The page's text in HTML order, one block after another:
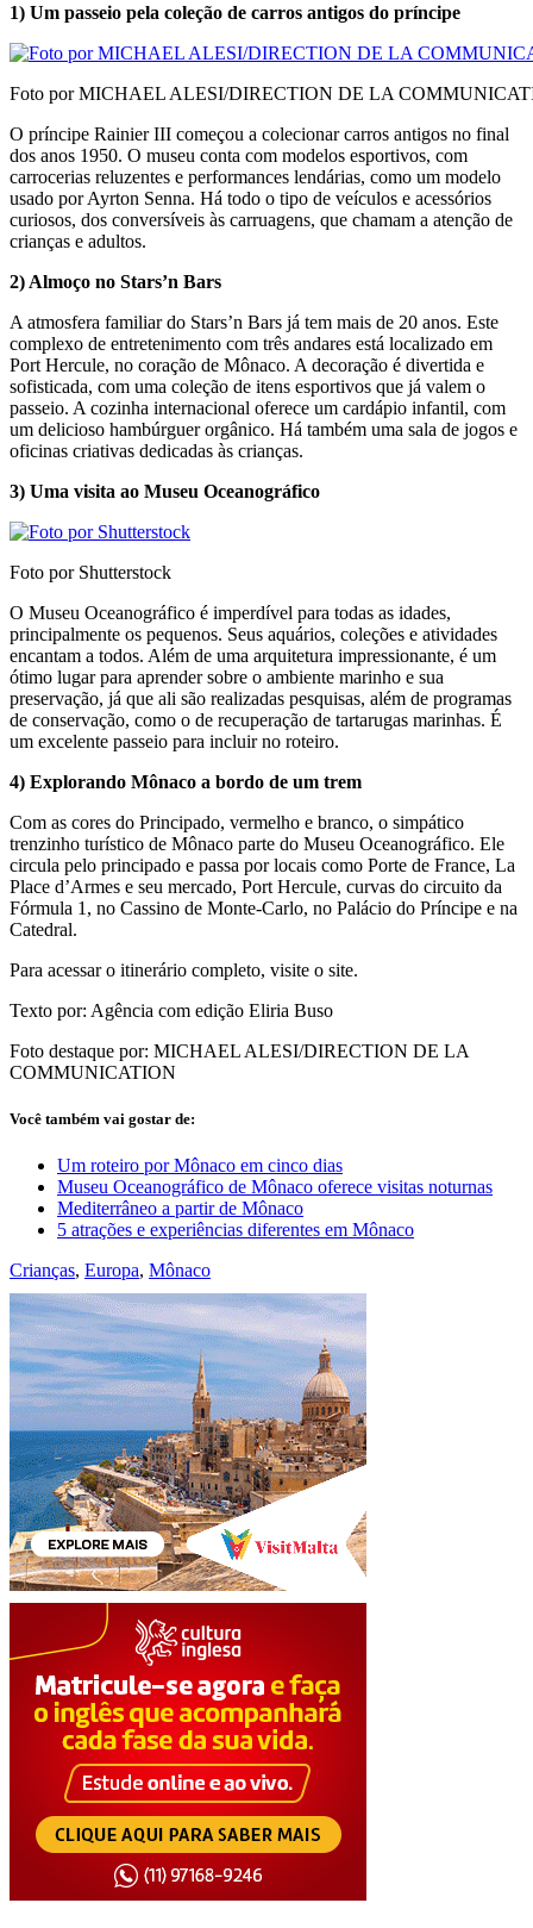
1) Um passeio pela coleção de carros antigos do príncipe
Foto por MICHAEL ALESI/DIRECTION DE LA
O príncipe Rainier III começou a colecionar carros antigos no final
dos anos 1950. O museu conta com modelos esportivos, com
carrocerias reluzentes e performances lendárias, como um modelo
usado por Ayrton Senna. Há todo o tipo de veículos e acessórios
curiosos, dos conversíveis às carruagens, que chamam a atenção de
crianças e adultos.
2) Almoço no Stars’n Bars
A atmosfera familiar do Stars’n Bars já tem mais de 20 anos. Este
complexo de entretenimento com três andares está localizado em
Port Hercule, no coração de Mônaco. A decoração é divertida e
sofisticada, com uma coleção de itens esportivos que já valem o
passeio. A cozinha internacional oferece um cardápio infantil, com
um delicioso hambúrguer orgânico. Há também uma sala de jogos e
oficinas criativas dedicadas às crianças.
3) Uma visita ao Museu Oceanográfico
Foto por Shutterstock
O Museu Oceanográfico é imperdível para todas as idades,
principalmente os pequenos. Seus aquários, coleções e atividades
encantam a todos. Além de uma arquitetura impressionante, é um
ótimo lugar para aprender sobre o ambiente marinho e sua
preservação, já que ali são realizadas pesquisas, além de programas
de conservação, como o de recuperação de tartarugas marinhas. É
um excelente passeio para incluir no roteiro.
4) Explorando Mônaco a bordo de um trem
Com as cores do Principado, vermelho e branco, o simpático
trenzinho turístico de Mônaco parte do Museu Oceanográfico. Ele
circula pelo principado e passa por locais como Porte de France, La
Place d’Armes e seu mercado, Port Hercule, curvas do circuito da
Fórmula 1, no Cassino de Monte-Carlo, no Palácio do Príncipe e na
Catedral.
Para acessar o itinerário completo, visite o site.
Texto por: Agência com edição Eliria Buso
Foto destaque por: MICHAEL ALESI/DIRECTION DE LA
COMMUNICATION
Você também vai gostar de:
Um roteiro por Mônaco em cinco dias
Museu Oceanográfico de Mônaco oferece visitas noturnas
Mediterrâneo a partir de Mônaco
5 atrações e experiências diferentes em Mônaco
Crianças, Europa, Mônaco